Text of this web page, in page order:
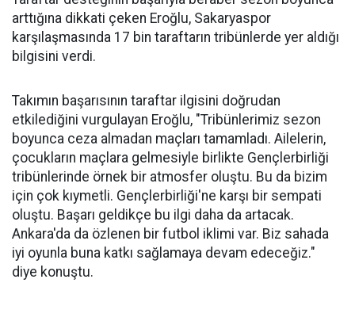
arttığına dikkati çeken Eroğlu, Sakaryaspor
karşılaşmasında 17 bin taraftarın tribünlerde yer aldığı
bilgisini verdi.
Takımın başarısının taraftar ilgisini doğrudan
etkilediğini vurgulayan Eroğlu, "Tribünlerimiz sezon
boyunca ceza almadan maçları tamamladı. Ailelerin,
çocukların maçlara gelmesiyle birlikte Gençlerbirliği
tribünlerinde örnek bir atmosfer oluştu. Bu da bizim
için çok kıymetli. Gençlerbirliği'ne karşı bir sempati
oluştu. Başarı geldikçe bu ilgi daha da artacak.
Ankara'da da özlenen bir futbol iklimi var. Biz sahada
iyi oyunla buna katkı sağlamaya devam edeceğiz."
diye konuştu.